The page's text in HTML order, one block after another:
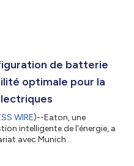
de batterie
optimale pour la
WIRE)--Eaton, une
intelligente de l’énergie, a
avec Munich